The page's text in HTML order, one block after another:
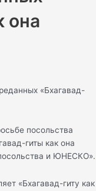
она
«Бхагавад-
посольства
гиты как она
и ЮНЕСКО».
«Бхагавад-гиту как